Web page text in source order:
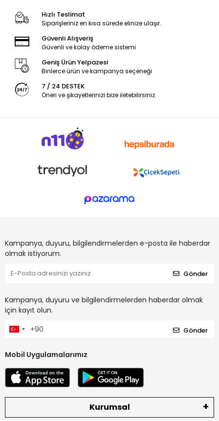
Hızlı Teslimat
Siparişleriniz en kısa sürede elinize ulaşır.
Güvenli Alışveriş
Güvenli ve kolay ödeme sistemi
Geniş Ürün Yelpazesi
Binlerce ürün ve kampanya seçeneği
7 / 24 DESTEK
Öneri ve şikayetlerinizi bize iletebilirsiniz.
Kampanya, duyuru, bilgilendirmelerden e-posta ile haberdar
olmak istiyorum.
Gönder
Kampanya, duyuru ve bilgilendirmelerden haberdar olmak
için kayıt olun.
Gönder
Mobil Uygulamalarımız
Kurumsal